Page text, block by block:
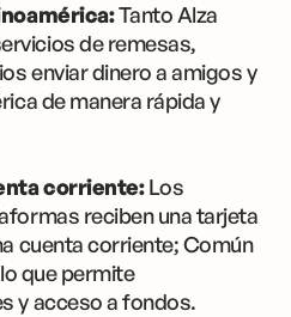
Tanto Alza
de remesas,
enviar dinero a amigos y
de manera rápida y
corriente:Los
reciben una tarjeta
cuenta corriente; Común
que permite
y acceso a fondos.